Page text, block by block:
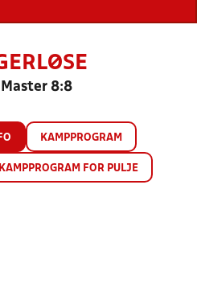
Master 8:8
KAMPPROGRAM
KAMPPROGRAM FOR PULJE